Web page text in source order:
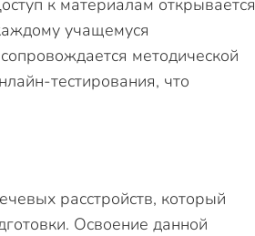
к материалам открывается
учащемуся
методической
тестирования, что
расстройств, который
Освоение данной